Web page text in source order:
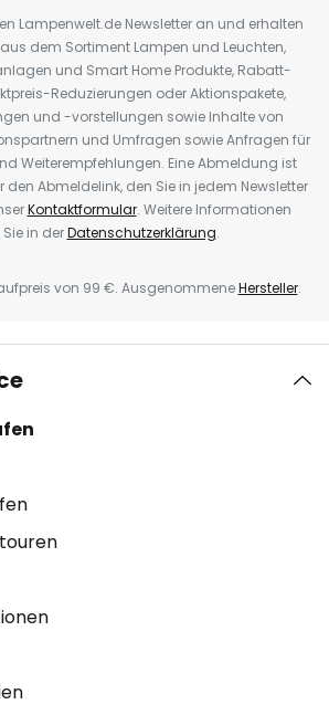
Lampenwelt.de Newsletter an und erhalten
dem Sortiment Lampen und Leuchten,
und Smart Home Produkte, Rabatt-
Reduzierungen oder Aktionspakete,
und -vorstellungen sowie Inhalte von
und Umfragen sowie Anfragen für
Weiterempfehlungen. Eine Abmeldung ist
Abmeldelink, den Sie in jedem Newsletter
Kontaktformular. Weitere Informationen
in derDatenschutzerklärung.
von 99 €. AusgenommeneHersteller.